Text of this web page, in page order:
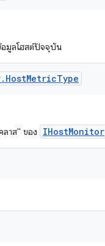
อมูลโฮสต์ปัจจุบัน
. HostMetricType
าส" ของ IHostMonitor